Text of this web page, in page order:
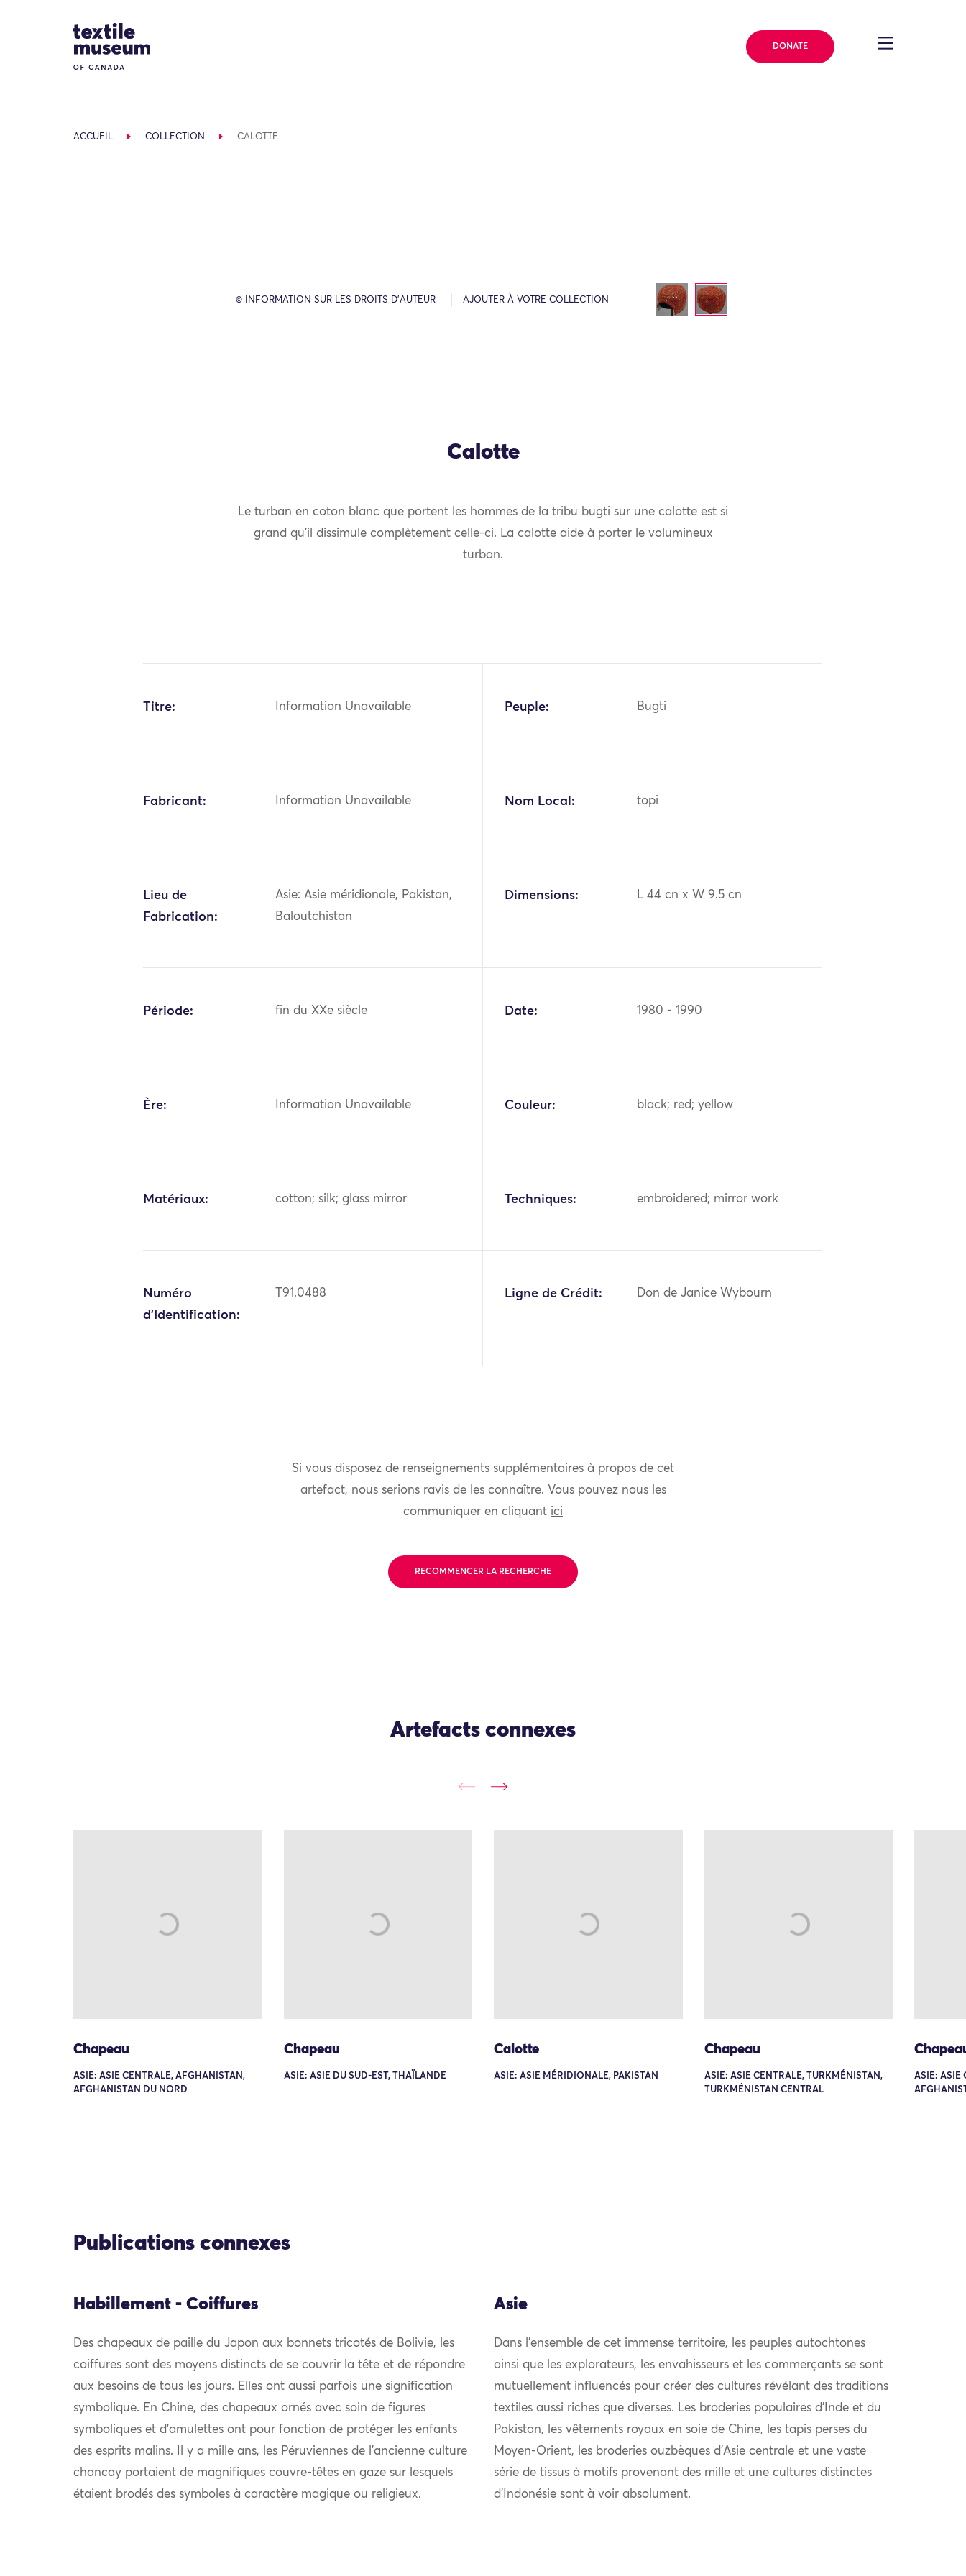
Site Logo
DONATE
ACCUEIL COLLECTION CALOTTE
OK
© INFORMATION SUR LES DROITS D’AUTEUR AJOUTER À VOTRE COLLECTION
Calotte
Le turban en coton blanc que portent les hommes de la tribu bugti sur une calotte est si
grand qu’il dissimule complètement celle-ci. La calotte aide à porter le volumineux
turban.
Titre: Information Unavailable Peuple: Bugti
Fabricant: Information Unavailable Nom Local: topi
Lieu de
Fabrication:
Asie: Asie méridionale, Pakistan,
Baloutchistan
Dimensions: L 44 cn x W 9.5 cn
Période: fin du XXe siècle Date: 1980 - 1990
Ère: Information Unavailable Couleur: black; red; yellow
Matériaux: cotton; silk; glass mirror Techniques: embroidered; mirror work
Numéro
d'Identification:
T91.0488 Ligne de Crédit: Don de Janice Wybourn
Si vous disposez de renseignements supplémentaires à propos de cet
artefact, nous serions ravis de les connaître. Vous pouvez nous les
communiquer en cliquant ici
RECOMMENCER LA RECHERCHE
Artefacts connexes
Chapeau
ASIE: ASIE CENTRALE, AFGHANISTAN,
AFGHANISTAN DU NORD
Chapeau
ASIE: ASIE DU SUD-EST, THAÏLANDE
Calotte
ASIE: ASIE MÉRIDIONALE, PAKISTAN
Chapeau
ASIE: ASIE CENTRALE, TURKMÉNISTAN,
TURKMÉNISTAN CENTRAL
ASIE: ASIE
Publications connexes
Habillement - Coiffures
Des chapeaux de paille du Japon aux bonnets tricotés de Bolivie, les
coiffures sont des moyens distincts de se couvrir la tête et de répondre
aux besoins de tous les jours. Elles ont aussi parfois une signification
symbolique. En Chine, des chapeaux ornés avec soin de figures
symboliques et d’amulettes ont pour fonction de protéger les enfants
des esprits malins. Il y a mille ans, les Péruviennes de l’ancienne culture
chancay portaient de magnifiques couvre-têtes en gaze sur lesquels
étaient brodés des symboles à caractère magique ou religieux.
Asie
Dans l’ensemble de cet immense territoire, les peuples autochtones
ainsi que les explorateurs, les envahisseurs et les commerçants se sont
mutuellement influencés pour créer des cultures révélant des traditions
textiles aussi riches que diverses. Les broderies populaires d’Inde et du
Pakistan, les vêtements royaux en soie de Chine, les tapis perses du
Moyen-Orient, les broderies ouzbèques d’Asie centrale et une vaste
série de tissus à motifs provenant des mille et une cultures distinctes
d’Indonésie sont à voir absolument.